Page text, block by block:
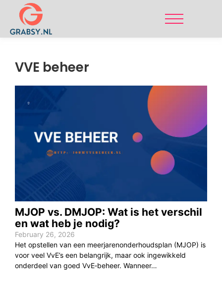
VVE beheer
MJOP vs. DMJOP: Wat is het verschil
en wat heb je nodig?
February 26, 2026
Het opstellen van een meerjarenonderhoudsplan (MJOP) is
voor veel VvE’s een belangrijk, maar ook ingewikkeld
onderdeel van goed VvE‑beheer. Wanneer…